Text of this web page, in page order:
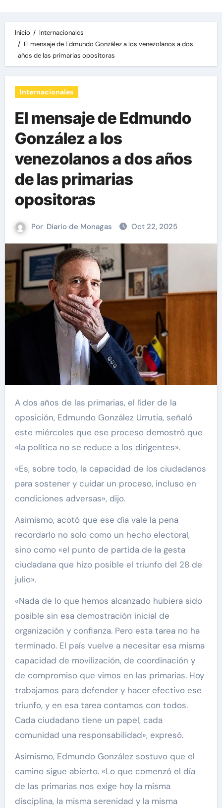
Inicio
Internacionales
El mensaje de Edmundo González a los venezolanos a dos
años de las primarias opositoras
Internacionales
El mensaje de Edmundo
González a los
venezolanos a dos años
de las primarias
opositoras
Por Diario de Monagas Oct 22, 2025
A dos años de las primarias, el líder de la
oposición, Edmundo González Urrutia, señaló
este miércoles que ese proceso demostró que
«la política no se reduce a los dirigentes».
«Es, sobre todo, la capacidad de los ciudadanos
para sostener y cuidar un proceso, incluso en
condiciones adversas», dijo.
Asimismo, acotó que ese día vale la pena
recordarlo no solo como un hecho electoral,
sino como «el punto de partida de la gesta
ciudadana que hizo posible el triunfo del 28 de
julio».
«Nada de lo que hemos alcanzado hubiera sido
posible sin esa demostración inicial de
organización y confianza. Pero esta tarea no ha
terminado. El país vuelve a necesitar esa misma
capacidad de movilización, de coordinación y
de compromiso que vimos en las primarias. Hoy
trabajamos para defender y hacer efectivo ese
triunfo, y en esa tarea contamos con todos.
Cada ciudadano tiene un papel, cada
comunidad una responsabilidad», expresó.
Asimismo, Edmundo González sostuvo que el
camino sigue abierto. «Lo que comenzó el día
de las primarias nos exige hoy la misma
disciplina, la misma serenidad y la misma